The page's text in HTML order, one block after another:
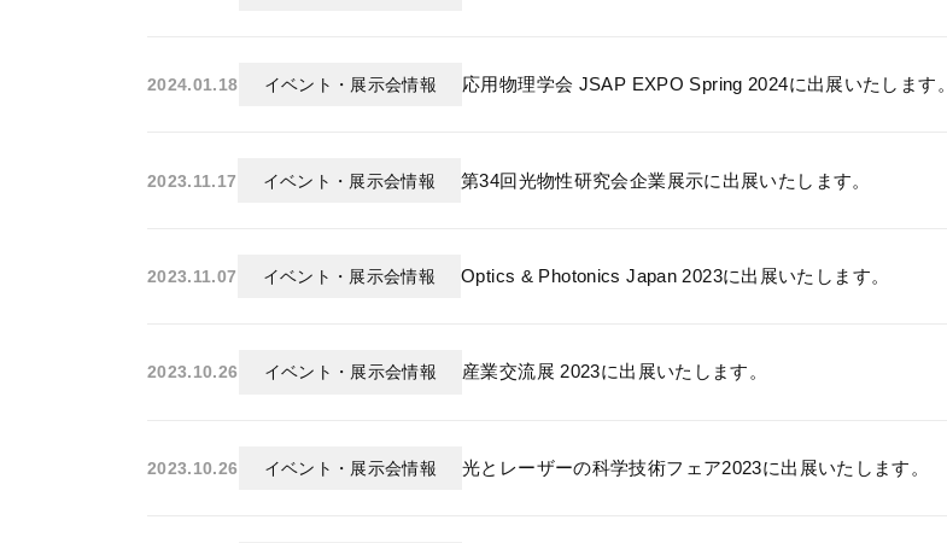
2024.01.18 イベント・展示会情報 応用物理学会 JSAP EXPO Spring 2024に出展いたします。
2023.11.17 イベント・展示会情報 第34回光物性研究会企業展示に出展いたします。
2023.11.07 イベント・展示会情報 Optics & Photonics Japan 2023に出展いたします。
2023.10.26 イベント・展示会情報 産業交流展 2023に出展いたします。
2023.10.26 イベント・展示会情報 光とレーザーの科学技術フェア2023に出展いたします。